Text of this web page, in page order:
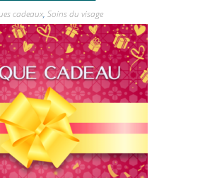
cadeaux, Soins du visage